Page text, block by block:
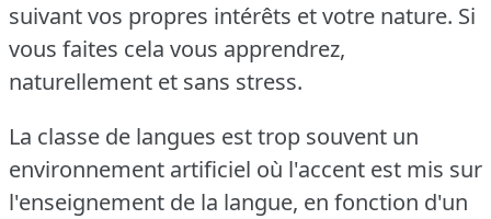
suivant vos propres intérêts et votre nature. Si
vous faites cela vous apprendrez,
naturellement et sans stress.
La classe de langues est trop souvent un
environnement artificiel où l'accent est mis sur
l'enseignement de la langue, en fonction d'un